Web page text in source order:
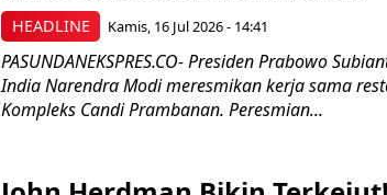
HEADLINE Kamis, 16 Jul 2026 - 14:41
PASUNDANEKSPRES.CO- Presiden Prabowo
India Narendra Modi meresmikan kerja sama
Kompleks Candi Prambanan. Peresmian...